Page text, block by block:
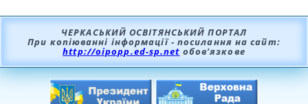
ЧЕРКАСЬКИЙ ОСВІТЯНСЬКИЙ ПОРТАЛ
При копіюванні інформації - посилання на сайт:
http://oipopp.ed-sp.net обов’язкове